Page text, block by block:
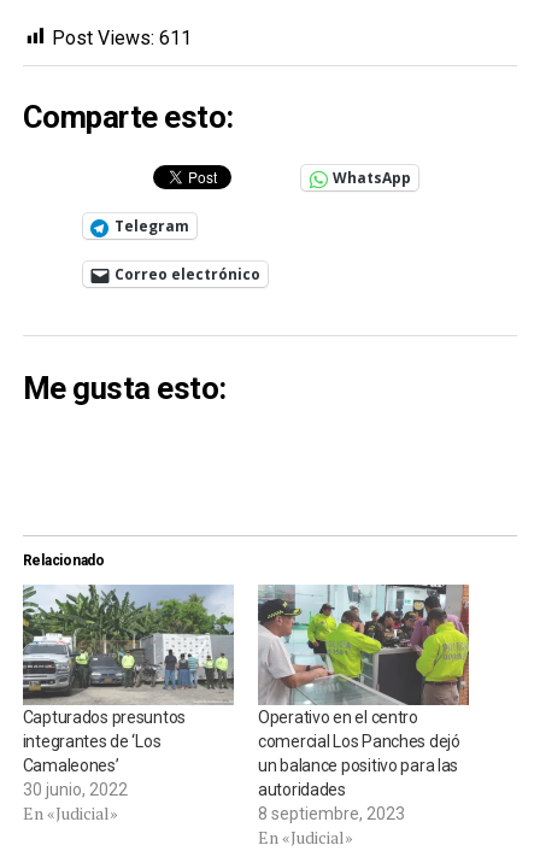
Post Views: 611
Comparte esto:
WhatsApp
Telegram
Correo electrónico
Me gusta esto:
Relacionado
Capturados presuntos
integrantes de ‘Los
Camaleones’
30 junio, 2022
En «Judicial»
Operativo en el centro
comercial Los Panches dejó
un balance positivo para las
autoridades
8 septiembre, 2023
En «Judicial»